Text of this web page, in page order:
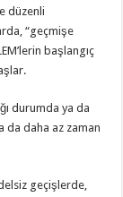
düzenli
“geçmişe
başlangıç
durumda ya da
da daha az zaman
geçişlerde,